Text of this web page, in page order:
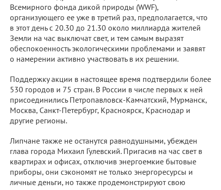
Всемирного фонда дикой природы (WWF),
организующего ее уже в третий раз, предполагается, что
в этот день с 20.30 до 21.30 около миллиарда жителей
Земли на час выключат свет, и тем самым выразят
обеспокоенность экологическими проблемами и заявят
о намерении активно участвовать в их решении.
Поддержку акции в настоящее время подтвердили более
530 городов и 75 стран. В России в числе первых к ней
присоединились Петропавловск-Камчатский, Мурманск,
Москва, Санкт-Петербург, Красноярск, Краснодар и
другие регионы.
Липчане также не останутся равнодушными, убежден
глава города Михаил Гулевский. Пригасив на час свет в
квартирах и офисах, отключив энергоемкие бытовые
приборы, они сэкономят не только энергоресурсы и
личные деньги, но также продемонстрируют свою